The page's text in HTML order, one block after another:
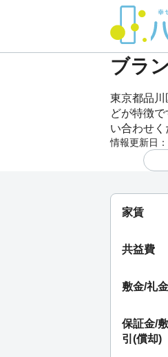
ブラ
東京都品
どが特徴
い合わせく
情報更新日：
家賃
共益費
敷金/礼金
保証金/敷
引(償却)